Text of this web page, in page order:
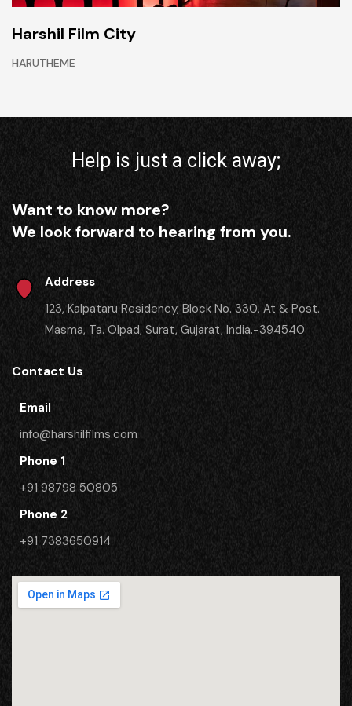
Harshil Film City
HARUTHEME
Help is just a click away;
Want to know more?
We look forward to hearing from you.
Address
123, Kalpataru Residency, Block No. 330, At & Post.
Masma, Ta. Olpad, Surat, Gujarat, India.-394540
Contact Us
Email
info@harshilfilms.com
Phone 1
+91 98798 50805
Phone 2
​+91 7383650914